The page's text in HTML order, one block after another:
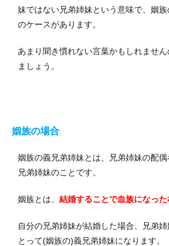
妹ではない兄弟姉妹という意味で、姻
のケースがあります。
あまり聞き慣れない言葉かもしれませ
ましょう。
姻族の場合
姻族の義兄弟姉妹とは、兄弟姉妹の配
兄弟姉妹のことです。
姻族とは、 結婚することで血族になった
自分の兄弟姉妹が結婚した場合、兄弟
とって(姻族の)義兄弟姉妹になります。